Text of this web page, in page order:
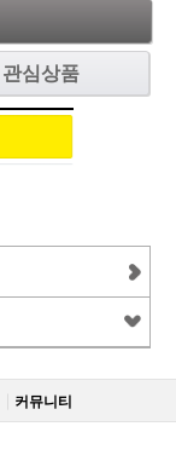
관심상품
커뮤니티